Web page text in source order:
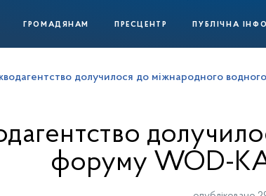
ГРОМАДЯНАМ ПРЕСЦЕНТР ПУБЛІЧНА
долучилося до міжнародного
форуму WOD-